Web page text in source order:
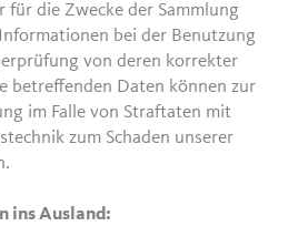
für die Zwecke der Sammlung
bei der Benutzung
von deren korrekter
betreffenden Daten können zur
im Falle von Straftaten mit
zum Schaden unserer
ins Ausland: